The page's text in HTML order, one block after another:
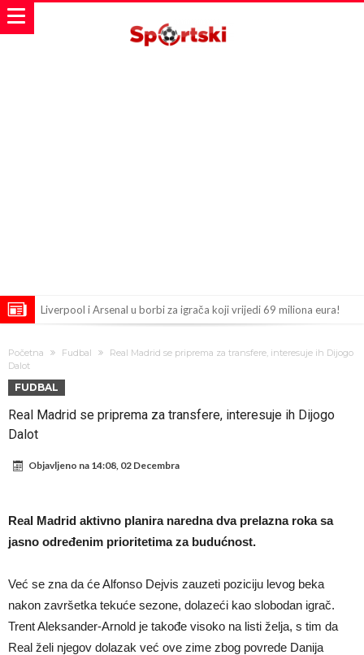
Liverpool i Arsenal u borbi za igrača koji vrijedi 69 miliona eura!
Suđenje o smrti Maradone: Noge su mu bile natečene, nije se htio
oprati
Ko je uvjerio Rodrija da izabere Barcelonu?
Samo dva fudbalska velikana uspjela su ostvariti “nemoguće”! Jedan
Atletico prati situaciju.
Početna Fudbal
Real Madrid se priprema za transfere, interesuje ih Dijogo
Dalot
FUDBAL
Real Madrid se priprema za transfere, interesuje ih Dijogo
Dalot
Objavljeno na 14:08, 02 Decembra
Real Madrid aktivno planira naredna dva prelazna roka sa
jasno određenim prioritetima za budućnost.
Već se zna da će Alfonso Dejvis zauzeti poziciju levog beka
nakon završetka tekuće sezone, dolazeći kao slobodan igrač.
Trent Aleksander-Arnold je takođe visoko na listi želja, s tim da
Real želi njegov dolazak već ove zime zbog povrede Danija